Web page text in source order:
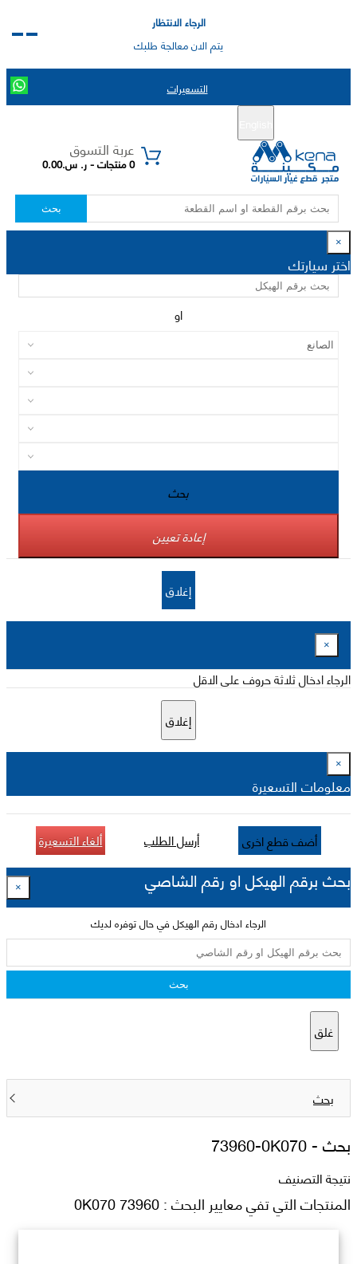
الرجاء الانتظار
يتم الان معالجة طلبك
التسعيرات
عربة التسوق
0 منتجات - ر. س.0.00
بحث
×
اختر سيارتك
او
بحث
إعادة تعيين
إغلاق
×
الرجاء ادخال ثلاثة حروف على الاقل
إغلاق
×
معلومات التسعيرة
أضف قطع اخرى أرسل الطلب ألغاء التسعيرة
بحث برقم الهيكل او رقم الشاصي ×
الرجاء ادخال رقم الهيكل في حال توفره لديك
بحث
غلق
بحث
بحث -73960-0K070
نتيجة التصنيف
المنتجات التي تفي معايير البحث : 73960 0K070